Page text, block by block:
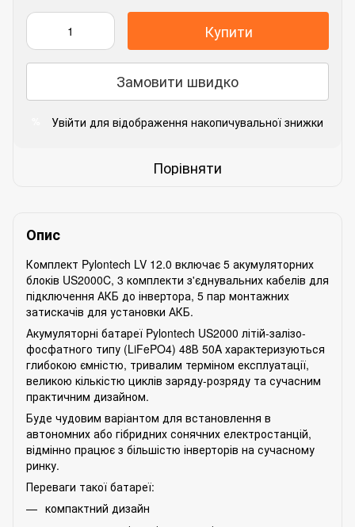
Купити
Замовити швидко
Увійти для відображення накопичувальної знижки
Порівняти
Опис
Комплект Pylontech LV 12.0 включає 5 акумуляторних
блоків US2000C, 3 комплекти з'єднувальних кабелів для
підключення АКБ до інвертора, 5 пар монтажних
затискачів для установки АКБ.
Акумуляторні батареї Pylontech US2000 літій-залізо-
фосфатного типу (LiFePO4) 48В 50A характеризуються
глибокою ємністю, тривалим терміном експлуатації,
великою кількістю циклів заряду-розряду та сучасним
практичним дизайном.
Буде чудовим варіантом для встановлення в
автономних або гібридних сонячних електростанцій,
відмінно працює з більшістю інверторів на сучасному
ринку.
Переваги такої батареї:
компактний дизайн